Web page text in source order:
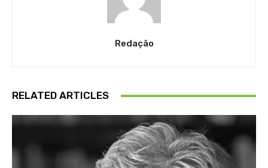
Redação
RELATED ARTICLES